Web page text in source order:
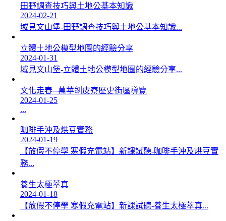
田野調查技巧與土地公基本知識
2024-02-21
域見文山堡-田野調查技巧與土地公基本知識...
立體土地公模型地圖的經驗分享
2024-01-31
域見文山堡-立體土地公模型地圖的經驗分享...
文化走春─萬華剝皮寮歷史街區導覽
2024-01-25
...
咖啡手沖及烘豆實務
2024-01-19
【放假不停學 寒假充電站】新課試聽-咖啡手沖及烘豆實
務...
養生太極萃真
2024-01-18
【放假不停學 寒假充電站】新課試聽-養生太極萃真...